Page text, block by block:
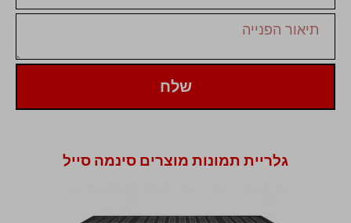
שלח
גלריית תמונות מוצרים סינמה סייל